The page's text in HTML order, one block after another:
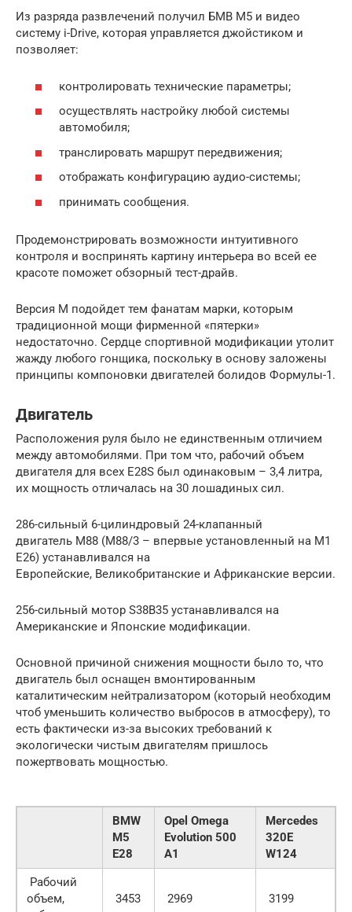
Из разряда развлечений получил БМВ М5 и видео
систему i-Drive, которая управляется джойстиком и
позволяет:
контролировать технические параметры;
осуществлять настройку любой системы
автомобиля;
транслировать маршрут передвижения;
отображать конфигурацию аудио-системы;
принимать сообщения.
Продемонстрировать возможности интуитивного
контроля и воспринять картину интерьера во всей ее
красоте поможет обзорный тест-драйв.
Версия M подойдет тем фанатам марки, которым
традиционной мощи фирменной «пятерки»
недостаточно. Сердце спортивной модификации утолит
жажду любого гонщика, поскольку в основу заложены
принципы компоновки двигателей болидов Формулы-1.
Двигатель
Расположения руля было не единственным отличием
между автомобилями. При том что, рабочий объем
двигателя для всех E28S был одинаковым – 3,4 литра,
их мощность отличалась на 30 лошадиных сил.
286-сильный 6-цилиндровый 24-клапанный
двигатель М88 (М88/3 – впервые установленный на M1
E26) устанавливался на
Европейские, Великобританские и Африканские версии.
256-сильный мотор S38B35 устанавливался на
Американские и Японские модификации.
Основной причиной снижения мощности было то, что
двигатель был оснащен вмонтированным
каталитическим нейтрализатором (который необходим
чтоб уменьшить количество выбросов в атмосферу), то
есть фактически из-за высоких требований к
экологически чистым двигателям пришлось
пожертвовать мощностью.
BMW
M5
E28
Opel Omega
Evolution 500
A1
Mercedes
320E
W124
Рабочий
объем,
3453 2969 3199